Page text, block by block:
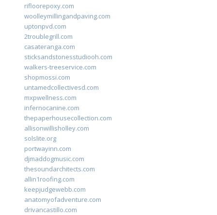
rifloorepoxy.com
woolleymillingandpaving.com
uptonpvd.com
2troublegrill.com
casateranga.com
sticksandstonesstudiooh.com
walkers-treeservice.com
shopmossi.com
untamedcollectivesd.com
mxpwellness.com
infernocanine.com
thepaperhousecollection.com
allisonwillisholley.com
solslite.org
portwayinn.com
djmaddogmusic.com
thesoundarchitects.com
allin1roofing.com
keepjudgewebb.com
anatomyofadventure.com
drivancastillo.com